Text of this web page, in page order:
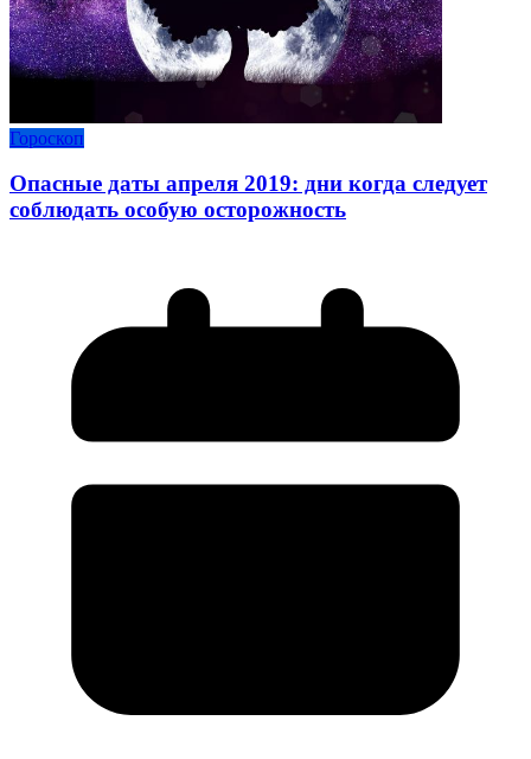
Гороскоп
Опасные даты апреля 2019: дни когда следует
соблюдать особую осторожность